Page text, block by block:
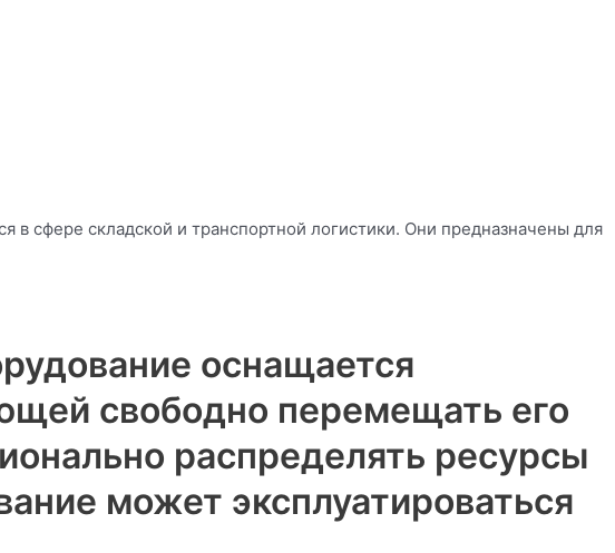
сфере складской и транспортной логистики. Они предназначены для
оснащается
свободно перемещать его
распределять ресурсы
может эксплуатироваться